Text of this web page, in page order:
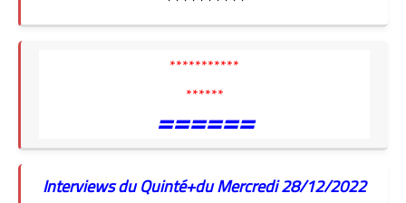
***********
******
======
Interviews du Quinté+du Mercredi 28/12/2022